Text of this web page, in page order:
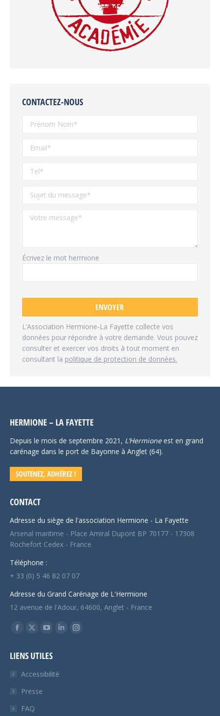
CONTACTEZ-NOUS
Écrivez le mot hermione
L’Association Hermione-La Fayette collecte vos
données pour répondre à votre demande. Vous pouvez
consulter et exercer vos droits à tout moment en
consultant la politique de protection de données.
HERMIONE – LA FAYETTE
Depuis le mois de septembre 2021, L’Hermioneest en grand
carénage dans le port de Bayonne à Anglet (64).
SOUTENEZ, ADHÉREZ !
CONTACT
Adresse du siège de l'association Hermione - La Fayette
Arsenal maritime - Place Amiral Dupont BP 70177 - 17308
Rochefort Cedex - France
Téléphone :
+ 33 (0) 5 46 82 07 07
Adresse du Grand Carénage de L'Hermione
12 avenue de l'Adour, 64600, Anglet - France
Trouvez nous sur :
Facebook
opens
in
X
opens
in
YouTube
opens
in
LinkedInInstagram
LIENS UTILES
Accessibilité
Presse
FAQ